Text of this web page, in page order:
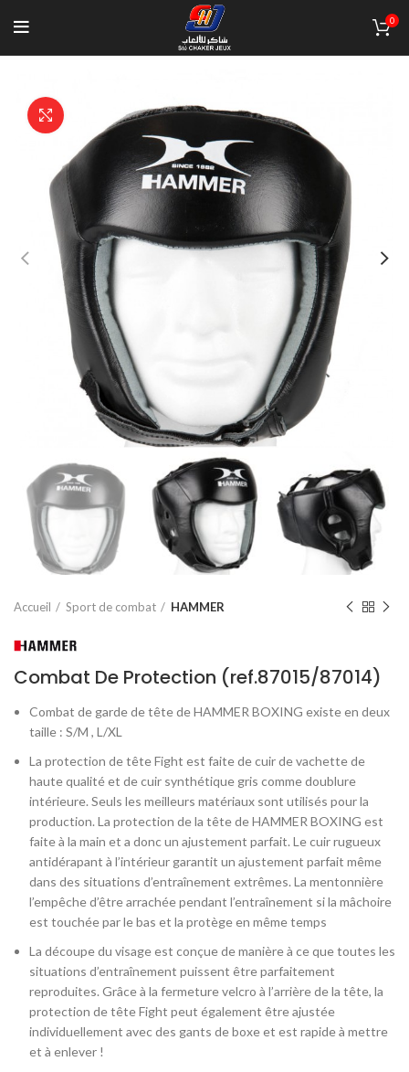
0
Click to enlarge
Accueil Sport de combat HAMMER
Combat De Protection (ref.87015/87014)
Combat de garde de tête de HAMMER BOXING existe en deux
taille : S/M , L/XL
La protection de tête Fight est faite de cuir de vachette de
haute qualité et de cuir synthétique gris comme doublure
intérieure. Seuls les meilleurs matériaux sont utilisés pour la
production. La protection de la tête de HAMMER BOXING est
faite à la main et a donc un ajustement parfait. Le cuir rugueux
antidérapant à l’intérieur garantit un ajustement parfait même
dans des situations d’entraînement extrêmes. La mentonnière
l’empêche d’être arrachée pendant l’entraînement si la mâchoire
est touchée par le bas et la protège en même temps
La découpe du visage est conçue de manière à ce que toutes les
situations d’entraînement puissent être parfaitement
reproduites. Grâce à la fermeture velcro à l’arrière de la tête, la
protection de tête Fight peut également être ajustée
individuellement avec des gants de boxe et est rapide à mettre
et à enlever !